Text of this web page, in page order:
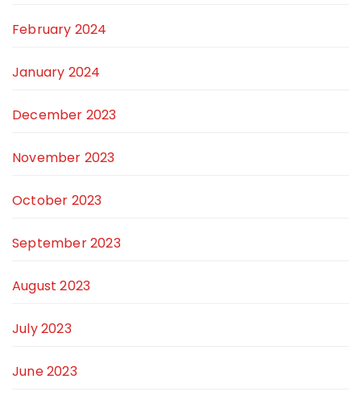
February 2024
January 2024
December 2023
November 2023
October 2023
September 2023
August 2023
July 2023
June 2023